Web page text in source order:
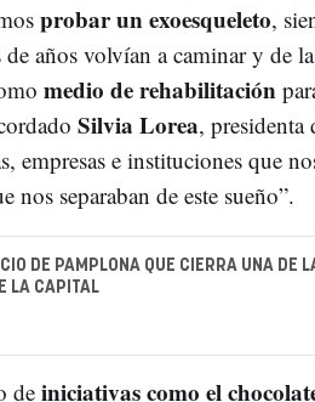
probar un exoesqueleto,
años volvían a caminar y de
medio de rehabilitación
Silvia Lorea, presidenta
empresas e instituciones que
separaban de este sueño”.
DE PAMPLONA QUE CIERRA UNA DE
LA CAPITAL
deiniciativas como el